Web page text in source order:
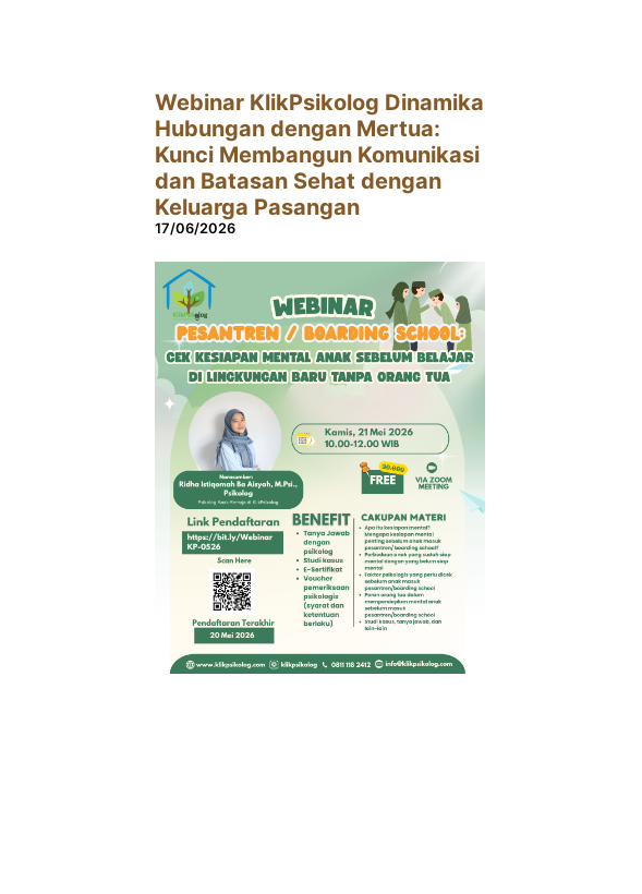
Webinar KlikPsikolog Dinamika
Hubungan dengan Mertua:
Kunci Membangun Komunikasi
dan Batasan Sehat dengan
Keluarga Pasangan
17/06/2026